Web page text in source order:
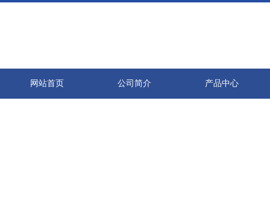
网站首页 公司简介 产品中心